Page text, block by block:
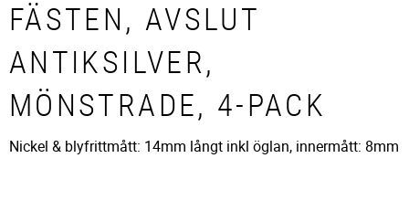
FÄSTEN, AVSLUT
ANTIKSILVER,
MÖNSTRADE, 4-PACK
Nickel & blyfrittmått: 14mm långt inkl öglan, innermått: 8mm